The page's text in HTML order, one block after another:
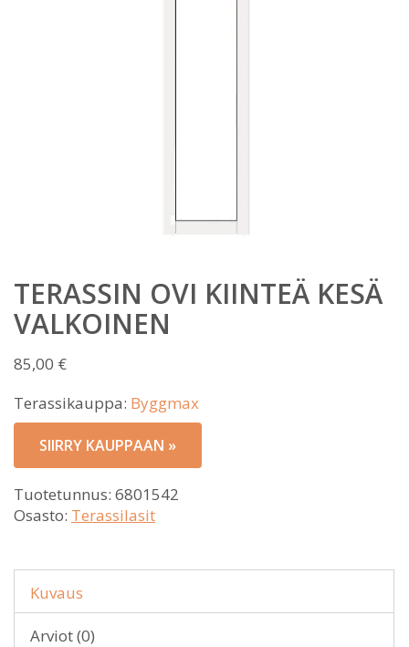
TERASSIN OVI KIINTEÄ KESÄ
VALKOINEN
85,00 €
Terassikauppa: Byggmax
SIIRRY KAUPPAAN »
Tuotetunnus: 6801542
Osasto: Terassilasit
Kuvaus
Arviot (0)